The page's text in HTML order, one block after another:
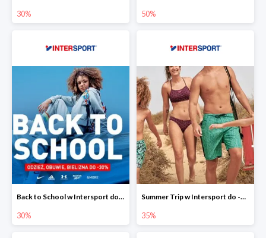
30% 50%
Back to School w Intersport do -30%
30%
Summer Trip w Intersport do -35%
35%